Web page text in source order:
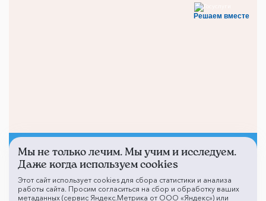
Решаем вместе
Не смогли записаться к
врачу?
Мы не только лечим. Мы учим и исследуем.
Даже когда используем cookies
Этот сайт использует cookies для сбора статистики и анализа
работы сайта. Просим согласиться на сбор и обработку ваших
метаданных (сервис Яндекс.Метрика от ООО «Яндекс») или